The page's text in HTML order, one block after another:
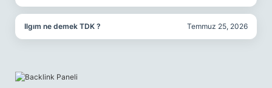
Ilgım ne demek TDK ? Temmuz 25, 2026